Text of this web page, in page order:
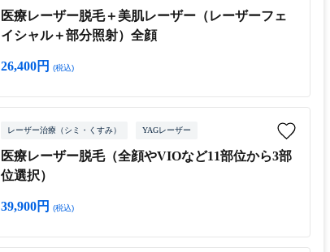
医療レーザー脱毛＋美肌レーザー（レーザーフェ
イシャル＋部分照射）全顔
26,400円 (税込)
レーザー治療（シミ・くすみ） YAGレーザー
医療レーザー脱毛（全顔やVIOなど11部位から3部
位選択）
39,900円 (税込)